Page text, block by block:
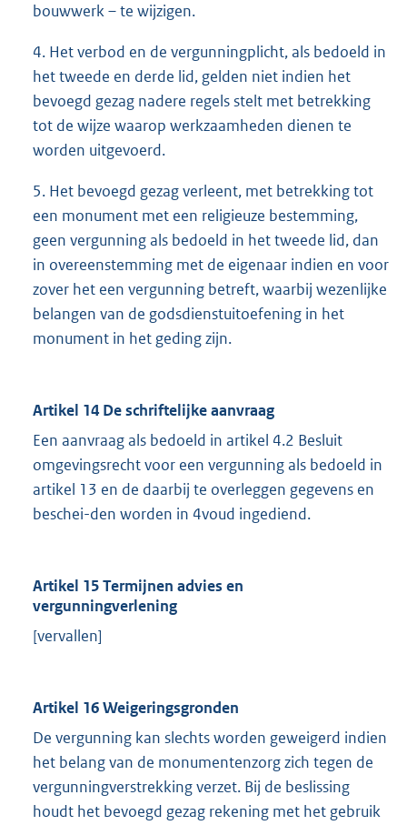
bouwwerk – te wijzigen.
4. Het verbod en de vergunningplicht, als bedoeld in
het tweede en derde lid, gelden niet indien het
bevoegd gezag nadere regels stelt met betrekking
tot de wijze waarop werkzaamheden dienen te
worden uitgevoerd.
5. Het bevoegd gezag verleent, met betrekking tot
een monument met een religieuze bestemming,
geen vergunning als bedoeld in het tweede lid, dan
in overeenstemming met de eigenaar indien en voor
zover het een vergunning betreft, waarbij wezenlijke
belangen van de godsdienstuitoefening in het
monument in het geding zijn.
Artikel 14 De schriftelijke aanvraag
Een aanvraag als bedoeld in artikel 4.2 Besluit
omgevingsrecht voor een vergunning als bedoeld in
artikel 13 en de daarbij te overleggen gegevens en
beschei-den worden in 4voud ingediend.
Artikel 15 Termijnen advies en
vergunningverlening
[vervallen]
Artikel 16 Weigeringsgronden
De vergunning kan slechts worden geweigerd indien
het belang van de monumentenzorg zich tegen de
vergunningverstrekking verzet. Bij de beslissing
houdt het bevoegd gezag rekening met het gebruik